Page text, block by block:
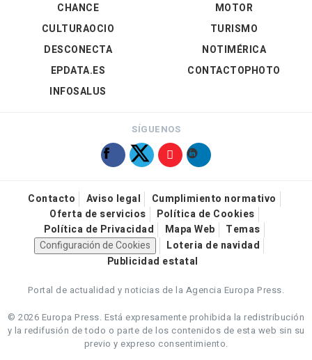
CHANCE
CULTURAOCIO
DESCONECTA
EPDATA.ES
INFOSALUS
MOTOR
TURISMO
NOTIMÉRICA
CONTACTOPHOTO
SÍGUENOS
Contacto Aviso legal
Cumplimiento normativo
Oferta de servicios
Política de Cookies
Política de Privacidad
Mapa Web
Temas
Configuración de Cookies
Loteria de navidad
Publicidad estatal
Portal de actualidad y noticias de la Agencia Europa Press.
© 2026 Europa Press. Está expresamente prohibida la redistribución
y la redifusión de todo o parte de los contenidos de esta web sin su
previo y expreso consentimiento.